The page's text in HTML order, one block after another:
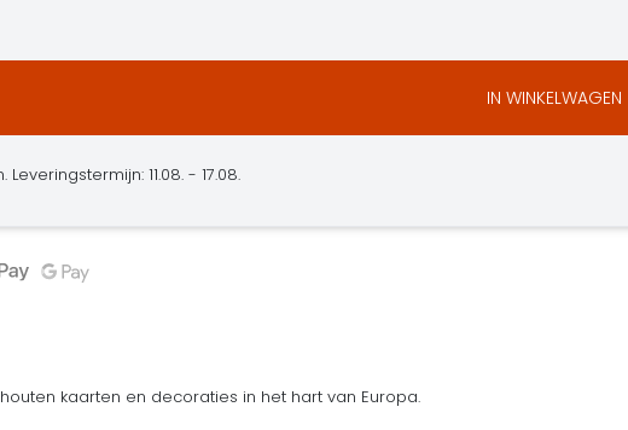
IN WINKELWAGEN
Leveringstermijn: 11.08. - 17.08.
kaarten en decoraties in het hart van Europa.